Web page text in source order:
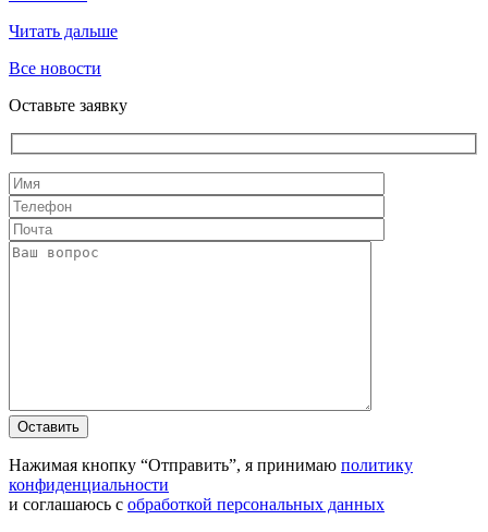
Читать дальше
Все новости
Оставьте заявку
Оставить
Нажимая кнопку “Отправить”, я принимаю политику
конфиденциальности
и соглашаюсь с обработкой персональных данных